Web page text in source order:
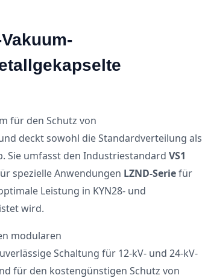
für den Schutz von
deckt sowohl die Standardverteilung als
Sie umfasst den IndustriestandardVS1
spezielle Anwendungen LZND-Seriefür
Leistung in KYN28- und
wird.
modularen
Schaltung für 12-kV- und 24-kV-
für den kostengünstigen Schutz von